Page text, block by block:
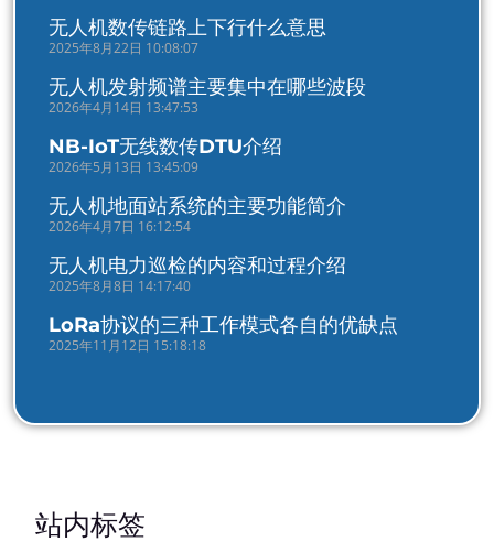
无人机数传链路上下行什么意思
2025年8月22日 10:08:07
无人机发射频谱主要集中在哪些波段
2026年4月14日 13:47:53
NB-IoT无线数传DTU介绍
2026年5月13日 13:45:09
无人机地面站系统的主要功能简介
2026年4月7日 16:12:54
无人机电力巡检的内容和过程介绍
2025年8月8日 14:17:40
LoRa协议的三种工作模式各自的优缺点
2025年11月12日 15:18:18
站内标签